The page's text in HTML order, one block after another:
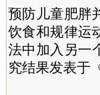
预防儿童肥胖
饮食和规律运
法中加入另一
究结果发表于